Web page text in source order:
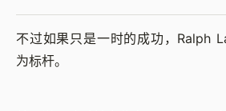
不过如果只是一时的成功，Ralph
为标杆。